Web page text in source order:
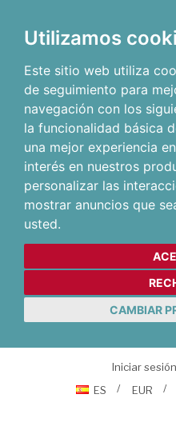
Utilizamos
Este sitio web utiliza
de seguimiento para
navegación con los
la funcionalidad básica
una mejor experiencia
interés en nuestros
personalizar las
mostrar anuncios que
usted.
CAMBIAR
Iniciar sesión
ES
EUR